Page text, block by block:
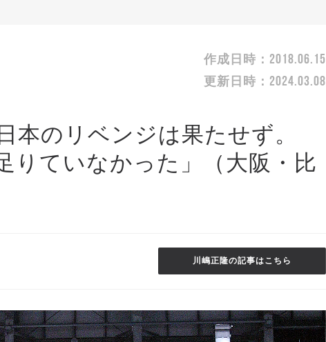
作成日時： 2018.06.15
更新日時： 2024.03.08
本のリベンジは果たせず。
りていなかった」（大阪・比
川嶋正隆の記事はこちら